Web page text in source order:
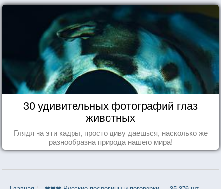
30 удивительных фотографий глаз
животных
Глядя на эти кадры, просто диву даешься, насколько же
разнообразна природа нашего мира!